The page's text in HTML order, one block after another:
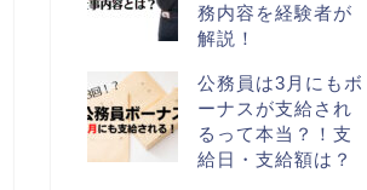
務内容を経験者が
解説！
公務員は3月にもボ
ーナスが支給され
るって本当？！支
給日・支給額は？